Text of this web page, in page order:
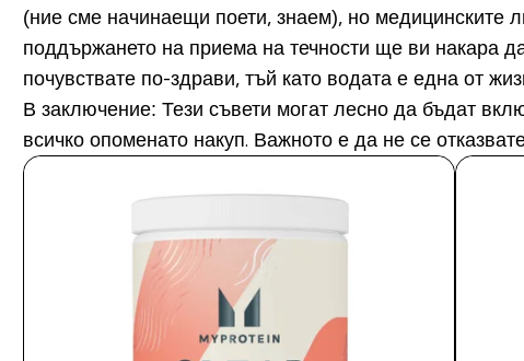
(ние сме начинаещи поети, знаем), но медицинските
поддържането на приема на течности ще ви накара
почувствате по-здрави, тъй като водата е една от
В заключение: Тези съвети могат лесно да бъдат
всичко опоменато накуп. Важното е да не се